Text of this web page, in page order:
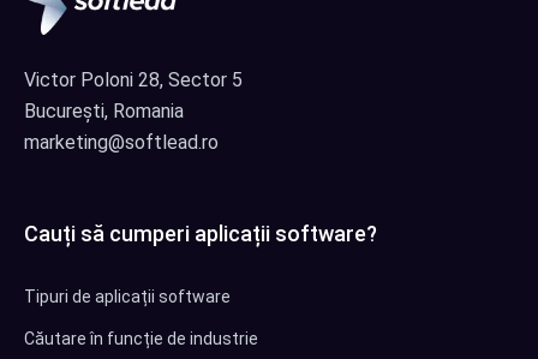
Victor Poloni 28, Sector 5
București, Romania
marketing@softlead.ro
Cauți să cumperi aplicații software?
Tipuri de aplicații software
Căutare în funcție de industrie